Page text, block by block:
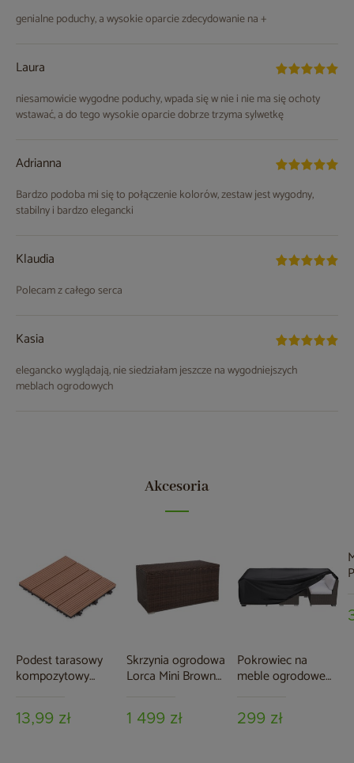
genialne poduchy, a wysokie oparcie zdecydowanie na +
Laura
niesamowicie wygodne poduchy, wpada się w nie i nie ma się ochoty
wstawać, a do tego wysokie oparcie dobrze trzyma sylwetkę
Adrianna
Bardzo podoba mi się to połączenie kolorów, zestaw jest wygodny,
stabilny i bardzo elegancki
Klaudia
Polecam z całego serca
Kasia
elegancko wyglądają, nie siedziałam jeszcze na wygodniejszych
meblach ogrodowych
Akcesoria
Podest tarasowy
kompozytowy
13,99 zł
Skrzynia ogrodowa
Lorca Mini Brown
1 499 zł
Pokrowiec na
meble ogrodowe
czarny
299 zł